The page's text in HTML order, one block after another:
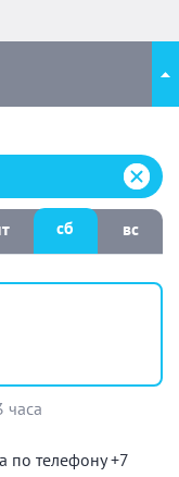
сб вс
часа
по телефону +7